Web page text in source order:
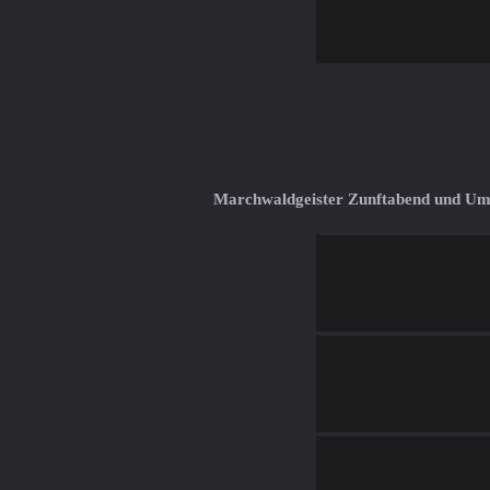
Marchwaldgeister Zunftabend und